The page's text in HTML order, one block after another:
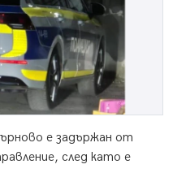
е задържан от
след като е